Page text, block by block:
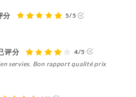
分 5/5
评分
4/5
servies. Bon rapport qualité prix